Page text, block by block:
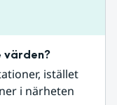
värden?
istället
i närheten